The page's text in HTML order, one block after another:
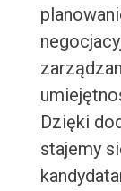
Dzięki
stajemy